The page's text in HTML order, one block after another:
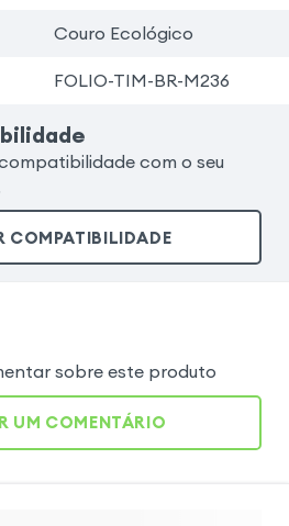
Couro Ecológico
FOLIO-TIM-BR-M236
com o seu
COMPATIBILIDADE
sobre este produto
UM COMENTÁRIO